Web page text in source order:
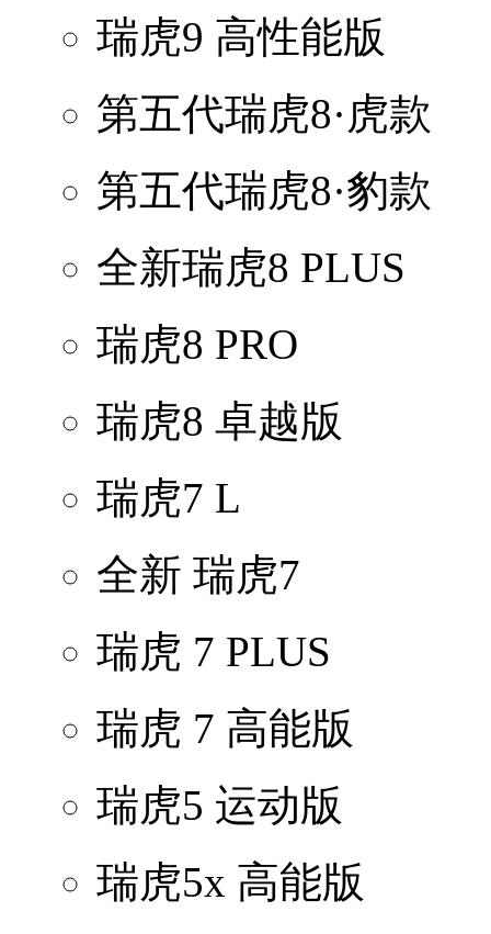
瑞虎9 高性能版
第五代瑞虎8·虎款
第五代瑞虎8·豹款
全新瑞虎8 PLUS
瑞虎8 PRO
瑞虎8 卓越版
瑞虎7 L
全新 瑞虎7
瑞虎 7 PLUS
瑞虎 7 高能版
瑞虎5 运动版
瑞虎5x 高能版